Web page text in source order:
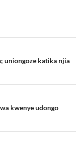
uniongoze katika njia
kwenye udongo